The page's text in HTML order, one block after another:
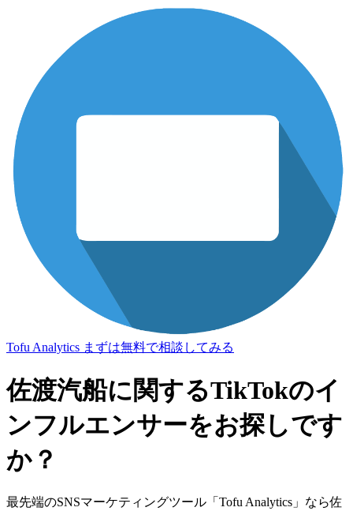
Tofu Analytics まずは無料で相談してみる
佐渡汽船に関するTikTokのイ
ンフルエンサーをお探しです
か？
最先端のSNSマーケティングツール「Tofu Analytics」なら佐